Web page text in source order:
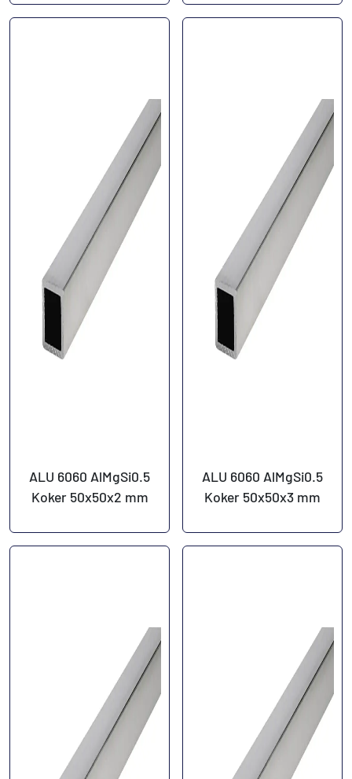
ALU 6060 AlMgSi0.5
Koker 50x50x2 mm
ALU 6060 AlMgSi0.5
Koker 50x50x3 mm